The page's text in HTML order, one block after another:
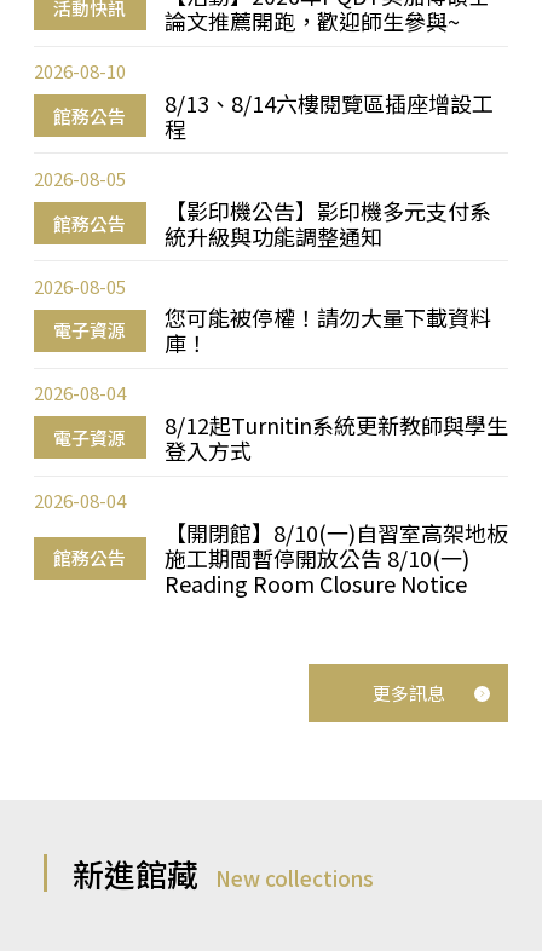
活動快訊
論文推薦開跑，歡迎師生參與~
館務公告
8/13、8/14六樓閱覽區插座增設工
程
2026-08-10
館務公告
【影印機公告】影印機多元支付系
統升級與功能調整通知
2026-08-05
電子資源
您可能被停權！請勿大量下載資料
庫！
2026-08-05
電子資源
8/12起Turnitin系統更新教師與學生
登入方式
2026-08-04
館務公告
【開閉館】8/10(一)自習室高架地板
施工期間暫停開放公告 8/10(一)
Reading Room Closure Notice
2026-08-04
更多訊息
新進館藏 New collections